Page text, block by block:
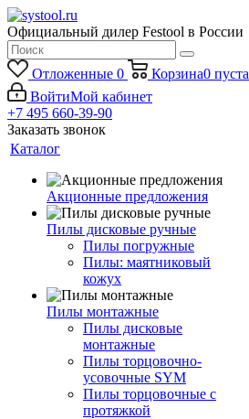
Официальный дилер Festool в России
Отложенные 0 Корзина0 пуста
ВойтиМой кабинет
+7 495 660-39-90
Заказать звонок
Каталог
Акционные предложения
Пилы дисковые ручные
Пилы погружные
Пилы: маятниковый
кожух
Пилы монтажные
Пилы дисковые
монтажные
Пилы торцовочно-
усовочные SYM
Пилы торцовочные с
протяжкой